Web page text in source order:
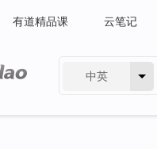
有道精品课 云笔记
中英